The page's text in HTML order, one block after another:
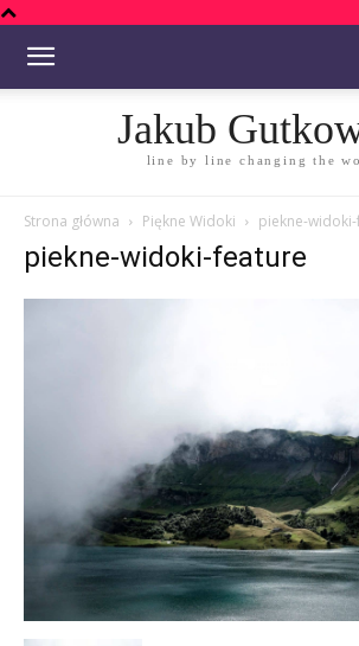
Jakub
line by line changing the
Strona główna Piękne Widoki piekne-
piekne-widoki-feature